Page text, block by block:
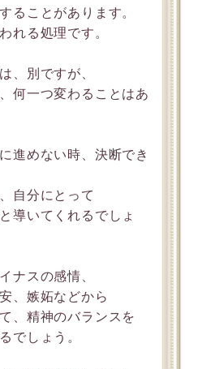
ることがあります。
れる処理です。
、別ですが、
何一つ変わることはあ
進めない時、決断でき
自分にとって
導いてくれるでしょ
ナスの感情、
、嫉妬などから
、精神のバランスを
でしょう。